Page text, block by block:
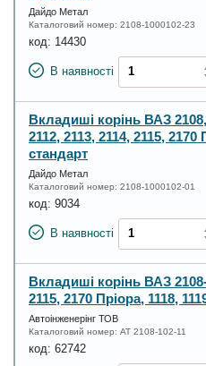
Дайдо Метал
Каталоговий номер: 2108-1000102-23
код: 14430
В наявності
Вкладиші корінь ВАЗ 2108,
2112, 2113, 2114, 2115,
стандарт
Дайдо Метал
Каталоговий номер: 2108-1000102-01
код: 9034
В наявності
Вкладиші корінь ВАЗ
2115, 2170 Пріора, 1118,
Автоінженерінг ТОВ
Каталоговий номер: AT 2108-102-11
код: 62742